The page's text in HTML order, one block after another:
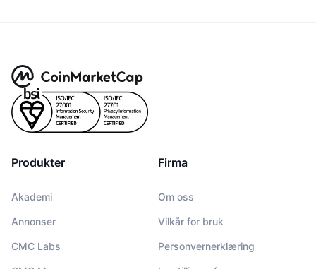
Produkter
Akademi
Annonser
CMC Labs
Firma
Om oss
Vilkår for bruk
Personvernerklæring